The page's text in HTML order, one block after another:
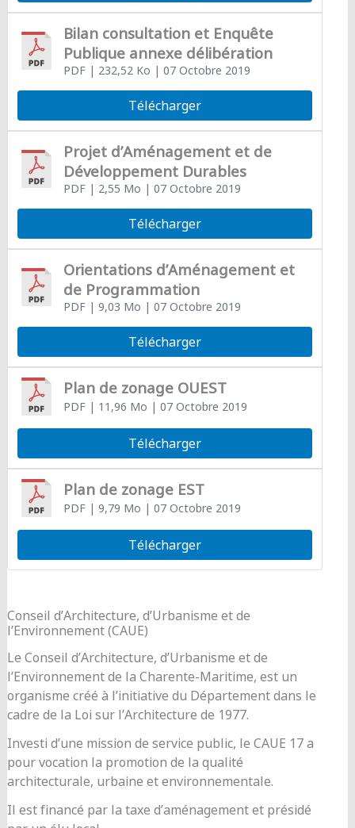
Bilan consultation et Enquête
Publique annexe délibération
PDF| 232,52 Ko | 07 Octobre 2019
Télécharger
Projet d’Aménagement et de
Développement Durables
PDF| 2,55 Mo | 07 Octobre 2019
Télécharger
Orientations d’Aménagement et
de Programmation
PDF| 9,03 Mo | 07 Octobre 2019
Télécharger
Plan de zonage OUEST
PDF| 11,96 Mo | 07 Octobre 2019
Télécharger
Plan de zonage EST
PDF| 9,79 Mo | 07 Octobre 2019
Télécharger
Conseil d’Architecture, d’Urbanisme et de
l’Environnement (CAUE)
Le Conseil d’Architecture, d’Urbanisme et de
l’Environnement de la Charente-Maritime, est un
organisme créé à l’initiative du Département dans le
cadre de la Loi sur l’Architecture de 1977.
Investi d’une mission de service public, le CAUE 17 a
pour vocation la promotion de la qualité
architecturale, urbaine et environnementale.
Il est financé par la taxe d’aménagement et présidé